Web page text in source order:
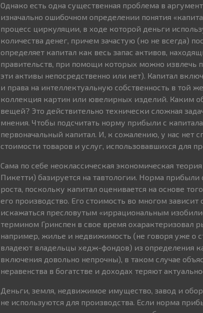
Однако есть одна существенная проблема в
изначально ошибочном определении понятия
процесс циркуляции, в ходе которой деньги
количества денег, причем зачастую (но не всегда)
определяет капитал как весь запас активов,
правительств, при помощи которых можно извлечь
эти активы непосредственно или нет). Капитал
и права на интеллектуальную собственность в той
коллекция картин или ювелирных изделий. Каким
вещей? Это действительно технически сложная
мнения. Чтобы подсчитать норму прибыли с
первоначальный капитал. И, к сожалению, у нас нет
стоимости товаров и услуг, использовавшихся для
Сама по себе неоклассическая экономическая
Пикетти) базируется на тавтологии. Норма прибыли
роста, поскольку капитал оценивается на основе
его производство. Его стоимость во многом
искажаться пресловутым «иррациональным
термином Гринспен в свое время охарактеризовал
например, жилье и недвижимость (не говоря уже о
владеют владельцы хедж-фондов) из определения
включения довольно непрочны), в таком случае
неравенства в богатстве и доходах теряют
Деньги, земля, недвижимое имущество, завод и
не используются для производства. Если норма